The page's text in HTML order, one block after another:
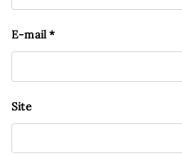
E-mail*
Site